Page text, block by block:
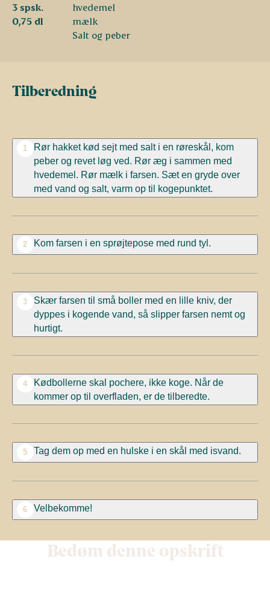
3 spsk.
hvedemel
0,75 dl
mælk
Salt og peber
Tilberedning
1
Rør hakket kød sejt med salt i en røreskål, kom
peber og revet løg ved. Rør æg i sammen med
hvedemel. Rør mælk i farsen. Sæt en gryde over
med vand og salt, varm op til kogepunktet.
2 Kom farsen i en sprøjtepose med rund tyl.
3
Skær farsen til små boller med en lille kniv, der
dyppes i kogende vand, så slipper farsen nemt og
hurtigt.
4
Kødbollerne skal pochere, ikke koge. Når de
kommer op til overfladen, er de tilberedte.
5 Tag dem op med en hulske i en skål med isvand.
6 Velbekomme!
Bedøm denne opskrift